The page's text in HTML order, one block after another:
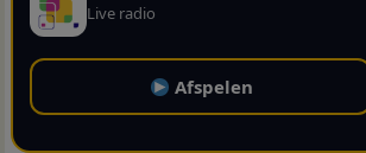
Live radio
Afspelen